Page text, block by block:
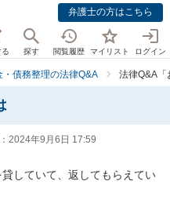
弁護士の方はこちら
探す 閲覧履歴 マイリスト ログイン
・債務整理の法律Q&A 法律Q&A「
2024年9月6日 17:59
していて、返してもらえてい